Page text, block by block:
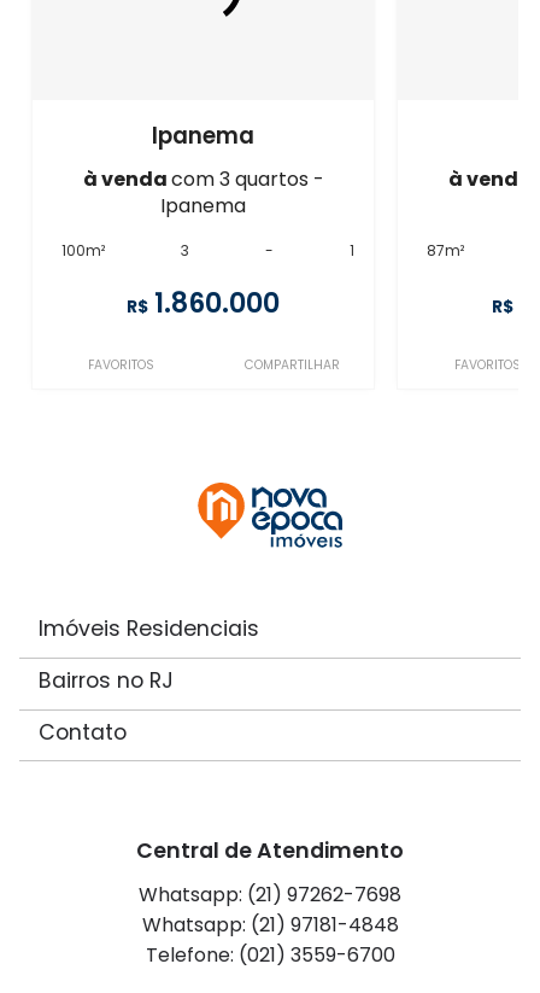
Ipanema
à vendacom 3 quartos -
Ipanema
100m² 3 - 1
R$ 1.860.000
FAVORITOS COMPARTILHAR
à venda
87m²
R$
FAVORITOS
Imóveis Residenciais
Bairros no RJ
Contato
Central de Atendimento
Whatsapp: (21) 97262-7698
Whatsapp: (21) 97181-4848
Telefone: (021) 3559-6700